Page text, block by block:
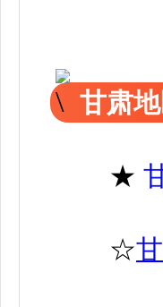
甘肃
★
☆